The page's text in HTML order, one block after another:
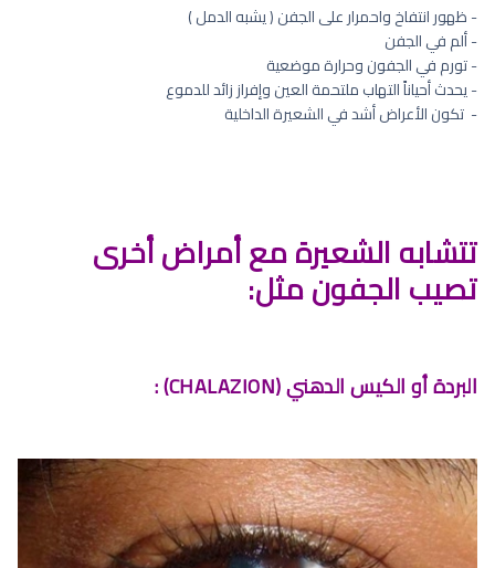
- ظهور انتفاخ واحمرار على الجفن ( يشبه الدمل )
- ألم في الجفن
- تورم في الجفون وحرارة موضعية
- يحدث أحياناً التهاب ملتحمة العين وإفراز زائد للدموع
- ⁠ تكون الأعراض أشد في الشعيرة الداخلية
تتشابه الشعيرة مع أمراض أخرى
تصيب الجفون مثل:
البردة أو الكيس الدهني (CHALAZION) :